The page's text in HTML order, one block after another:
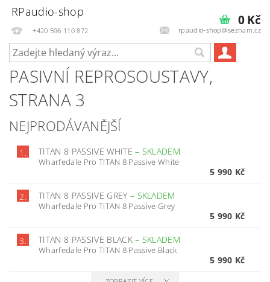
RPaudio-shop
+420 596 110 872 rpaudio-shop@seznam.cz
0 Kč
PASIVNÍ REPROSOUSTAVY,
STRANA 3
NEJPRODÁVANĚJŠÍ
1. TITAN 8 PASSIVE WHITE– SKLADEM
Wharfedale Pro TITAN 8 Passive White
5 990 Kč
2. TITAN 8 PASSIVE GREY – SKLADEM
Wharfedale Pro TITAN 8 Passive Grey
5 990 Kč
3. TITAN 8 PASSIVE BLACK– SKLADEM
Wharfedale Pro TITAN 8 Passive Black
5 990 Kč